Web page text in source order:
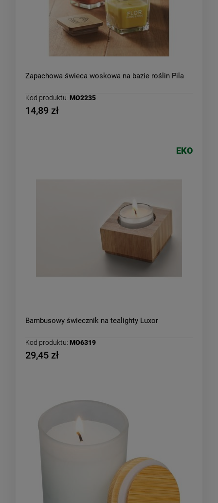
Zapachowa świeca woskowa na bazie roślin Pila
Kod produktu: MO2235
14,89 zł
Bambusowy świecznik na tealighty Luxor
Kod produktu: MO6319
29,45 zł
EKO